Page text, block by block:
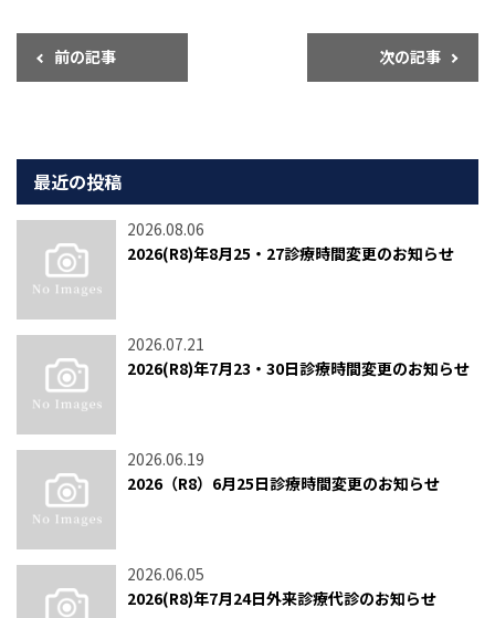
前の記事 次の記事
最近の投稿
2026.08.06
2026(R8)年8月25・27診療時間変更のお知らせ
2026.07.21
2026(R8)年7月23・30日診療時間変更のお知らせ
2026.06.19
2026（R8）6月25日診療時間変更のお知らせ
2026.06.05
2026(R8)年7月24日外来診療代診のお知らせ